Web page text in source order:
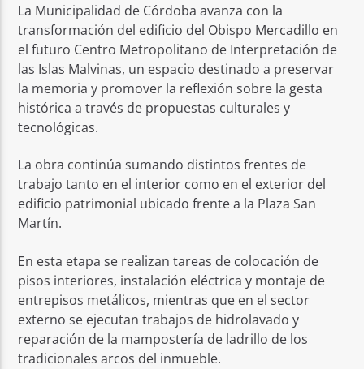
La Municipalidad de Córdoba avanza con la
transformación del edificio del Obispo Mercadillo en
el futuro Centro Metropolitano de Interpretación de
las Islas Malvinas, un espacio destinado a preservar
la memoria y promover la reflexión sobre la gesta
histórica a través de propuestas culturales y
tecnológicas.
La obra continúa sumando distintos frentes de
trabajo tanto en el interior como en el exterior del
edificio patrimonial ubicado frente a la Plaza San
Martín.
En esta etapa se realizan tareas de colocación de
pisos interiores, instalación eléctrica y montaje de
entrepisos metálicos, mientras que en el sector
externo se ejecutan trabajos de hidrolavado y
reparación de la mampostería de ladrillo de los
tradicionales arcos del inmueble.